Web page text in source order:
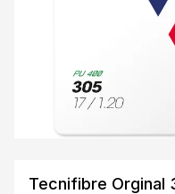
Tecnifibre Orginal